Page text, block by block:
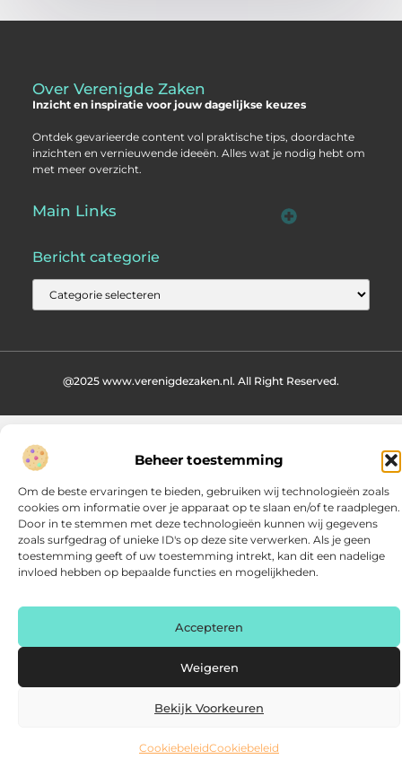
Beheer toestemming
Om de beste ervaringen te bieden, gebruiken wij technologieën zoals
cookies om informatie over je apparaat op te slaan en/of te raadplegen.
Door in te stemmen met deze technologieën kunnen wij gegevens
zoals surfgedrag of unieke ID's op deze site verwerken. Als je geen
toestemming geeft of uw toestemming intrekt, kan dit een nadelige
invloed hebben op bepaalde functies en mogelijkheden.
Accepteren
Weigeren
Bekijk Voorkeuren
CookiebeleidCookiebeleid
Over Verenigde Zaken
Inzicht en inspiratie voor jouw dagelijkse keuzes
Ontdek gevarieerde content vol praktische tips, doordachte
inzichten en vernieuwende ideeën. Alles wat je nodig hebt om
met meer overzicht.
Main Links
Bericht categorie
@2025 www.verenigdezaken.nl. All Right Reserved.